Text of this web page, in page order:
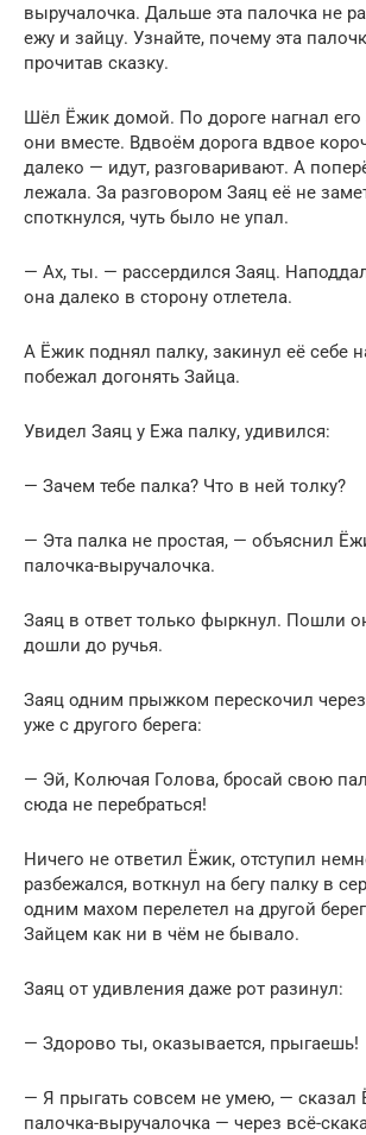
выручалочка. Дальше эта палочка не
ежу и зайцу. Узнайте, почему эта
прочитав сказку.
Шёл Ёжик домой. По дороге нагнал
они вместе. Вдвоём дорога вдвое
далеко — идут, разговаривают. А
лежала. За разговором Заяц её не
споткнулся, чуть было не упал.
— Ах, ты. — рассердился Заяц.
она далеко в сторону отлетела.
А Ёжик поднял палку, закинул её себе
побежал догонять Зайца.
Увидел Заяц у Ежа палку, удивился:
— Зачем тебе палка? Что в ней толку?
— Эта палка не простая, — объяснил
палочка-выручалочка.
Заяц в ответ только фыркнул. Пошли
дошли до ручья.
Заяц одним прыжком перескочил через
уже с другого берега:
— Эй, Колючая Голова, бросай свою
сюда не перебраться!
Ничего не ответил Ёжик, отступил
разбежался, воткнул на бегу палку в
одним махом перелетел на другой
Зайцем как ни в чём не бывало.
Заяц от удивления даже рот разинул:
— Здорово ты, оказывается, прыгаешь!
— Я прыгать совсем не умею, — сказал
палочка-выручалочка — через всё-